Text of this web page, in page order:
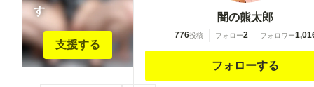
す
支援する
闇の熊太郎
776投稿 フォロー2 フォロワー
フォローする